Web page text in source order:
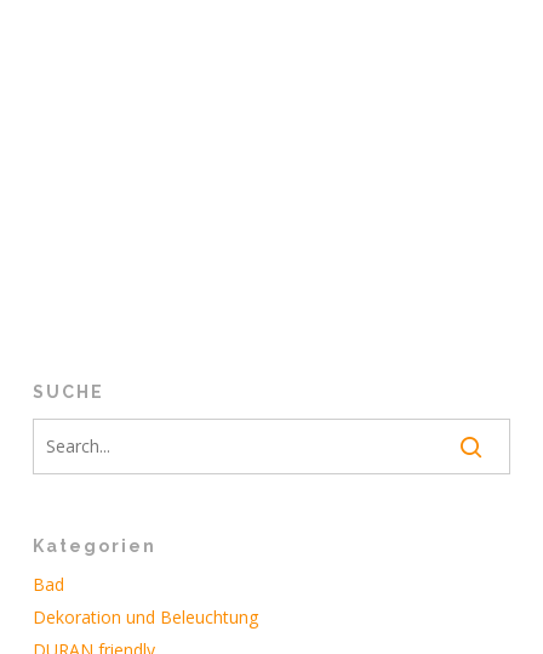
SUCHE
Kategorien
Bad
Dekoration und Beleuchtung